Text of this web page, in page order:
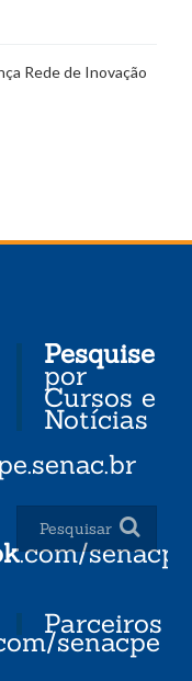
Rede de Inovação
.com/senacpe
senacpe
Pesquise
por
Cursos e
Notícias
Parceiros